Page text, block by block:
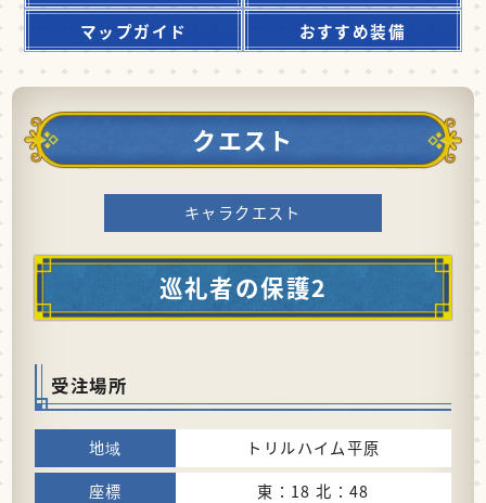
マップガイド
おすすめ装備
クエスト
キャラクエスト
巡礼者の保護2
受注場所
トリルハイム平原
東：18 北：48